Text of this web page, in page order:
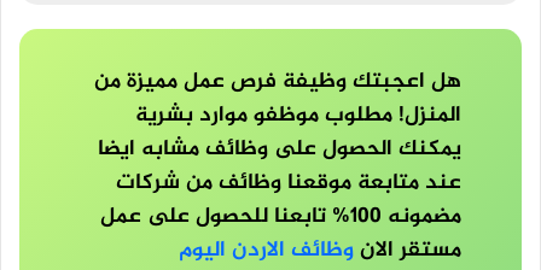
هل اعجبتك وظيفة فرص عمل مميزة من
المنزل! مطلوب موظفو موارد بشرية
يمكنك الحصول على وظائف مشابه ايضا
عند متابعة موقعنا وظائف من شركات
مضمونه 100% تابعنا للحصول على عمل
مستقر الانوظائف الاردن اليوم